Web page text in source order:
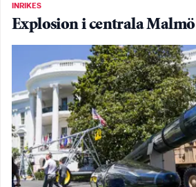
INRIKES
Explosion i centrala Malmö